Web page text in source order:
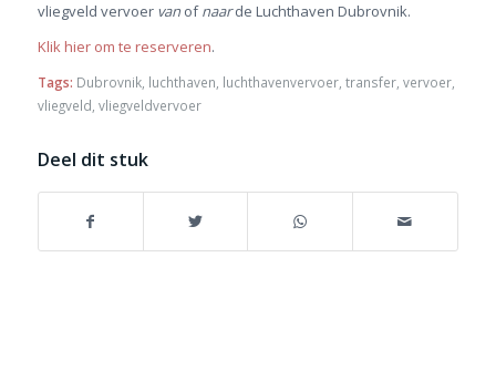
vliegveld vervoer van ofnaarde Luchthaven Dubrovnik.
Klik hier om te reserveren.
Tags: Dubrovnik, luchthaven luchthavenvervoer, transfer, vervoer,
vliegveld vliegveldvervoer
Deel dit stuk